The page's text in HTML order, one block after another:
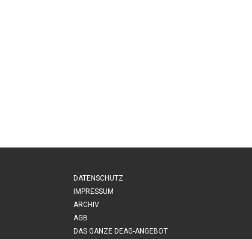
DATENSCHUTZ
IMPRESSUM
ARCHIV
AGB
DAS GANZE DEAG-ANGEBOT